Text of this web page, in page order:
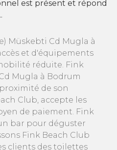
est présent et répond
Müskebti Cd Mugla à
et d'équipements
réduite. Fink
Mugla à Bodrum
de son
Club, accepte les
de paiement. Fink
bar pour déguster
Fink Beach Club
clients des toilettes